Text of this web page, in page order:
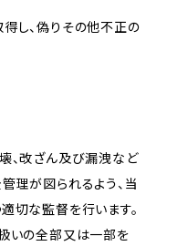
し、偽りその他不正の
、改ざん及び漏洩など
理が図られるよう、当
切な監督を行います。
いの全部又は一部を